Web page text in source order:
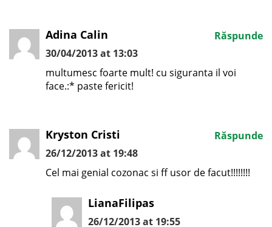
Adina Calin
30/04/2013 at 13:03
multumesc foarte mult! cu siguranta il voi
face.:* paste fericit!
Răspunde
Kryston Cristi
26/12/2013 at 19:48
Cel mai genial cozonac si ff usor de facut!!!!!!!!
Răspunde
LianaFilipas
26/12/2013 at 19:55